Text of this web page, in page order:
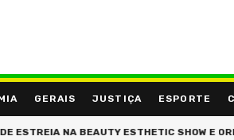
GERAIS JUSTIÇA ESPORTE
NA BEAUTY ESTHETIC SHOW E ORIENTA